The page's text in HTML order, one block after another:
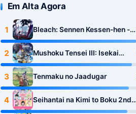
Em Alta Agora
1
Bleach: Sennen Kessen-hen -
Kashin-tan
2
Mushoku Tensei III: Isekai
Ittara Honki Dasu
3 Tenmaku no Jaadugar
4
Seihantai na Kimi to Boku 2nd
Season